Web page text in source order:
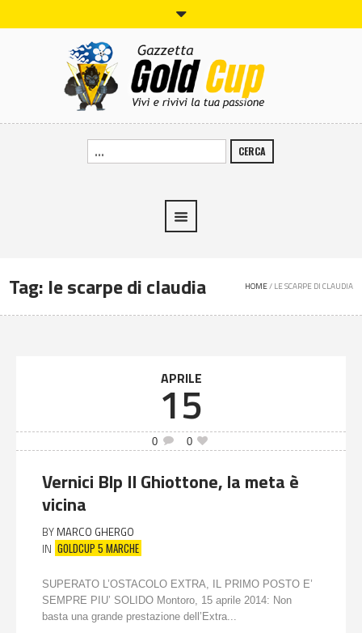
CERCA
Tag: le scarpe di claudia HOME/ LE SCARPE DI CLAUDIA
APRILE
15
0 0
Vernici Blp Il Ghiottone, la meta è
vicina
BY MARCO GHERGO
IN GOLDCUP 5 MARCHE
SUPERATO L’OSTACOLO EXTRA, IL PRIMO POSTO E’
SEMPRE PIU’ SOLIDO Montoro, 15 aprile 2014: Non
basta una grande prestazione dell’Extra...